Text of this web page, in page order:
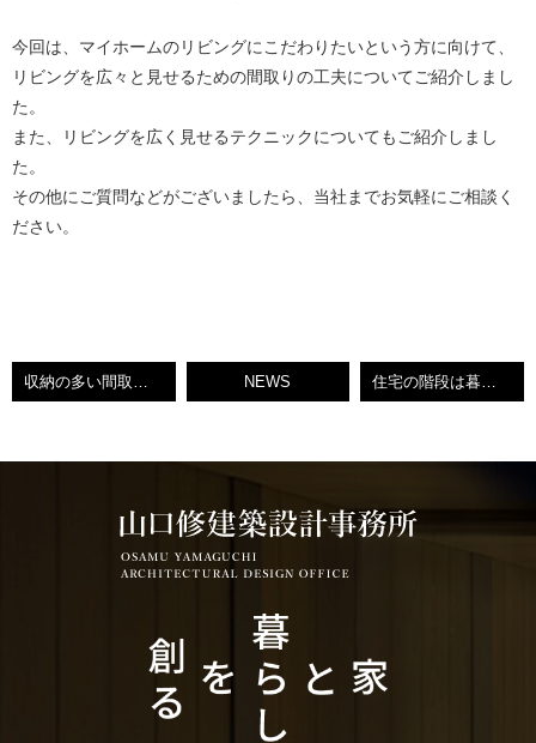
今回は、マイホームのリビングにこだわりたいという方に向けて、
リビングを広々と見せるための間取りの工夫についてご紹介しまし
た。
また、リビングを広く見せるテクニックについてもご紹介しまし
た。
その他にご質問などがございましたら、当社までお気軽にご相談く
ださい。
収納の多い間取りのメリットについてご紹介します！ NEWS 住宅の階段は暮らしの質を左右します！その種類についてご紹介！